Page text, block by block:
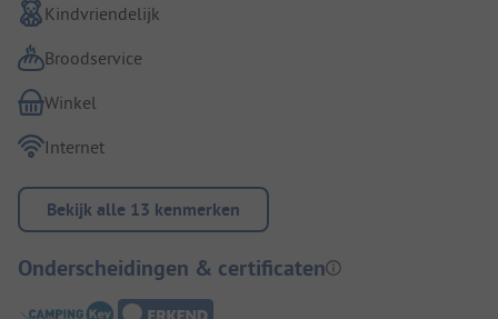
Kindvriendelijk
Broodservice
Winkel
Internet
Bekijk alle 13 kenmerken
Onderscheidingen & certificaten